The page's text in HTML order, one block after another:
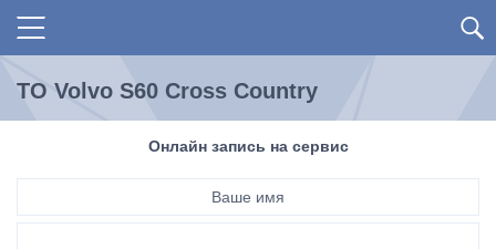
ТО Volvo S60 Cross Country
Онлайн запись на сервис